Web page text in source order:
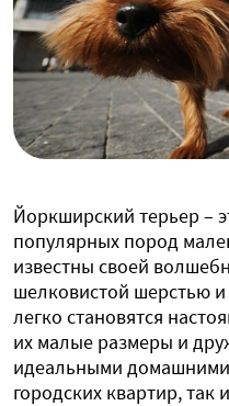
Йоркширский терьер –
популярных пород
известны своей
шелковистой шерстью
легко становятся
их малые размеры и
идеальными
городских квартир,